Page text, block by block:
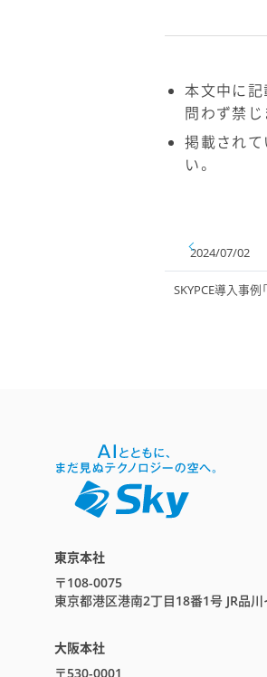
本文中に記
問わず禁じ
掲載されて
い。
2024/07/02
SKYPCE導入事例
東京本社
〒108-0075
東京都港区港南2丁目18番1号 JR品
大阪本社
〒530-0001